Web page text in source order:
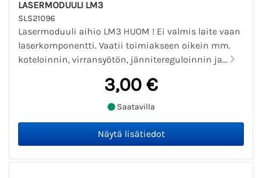
LASERMODUULI LM3
SLS21096
Lasermoduuli aihio LM3 HUOM ! Ei valmis laite vaan
laserkomponentti. Vaatii toimiakseen oikein mm.
koteloinnin, virransyötön, jännitereguloinnin ja...
3,00 €
Saatavilla